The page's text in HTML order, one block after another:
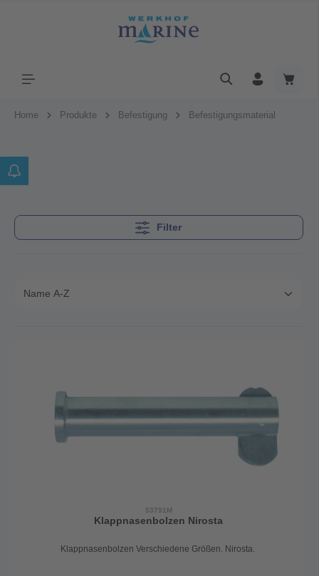
Home Produkte Befestigung Befestigungsmaterial
Filter
53791M
Klappnasenbolzen Nirosta
Klappnasenbolzen Verschiedene Größen. Nirosta.